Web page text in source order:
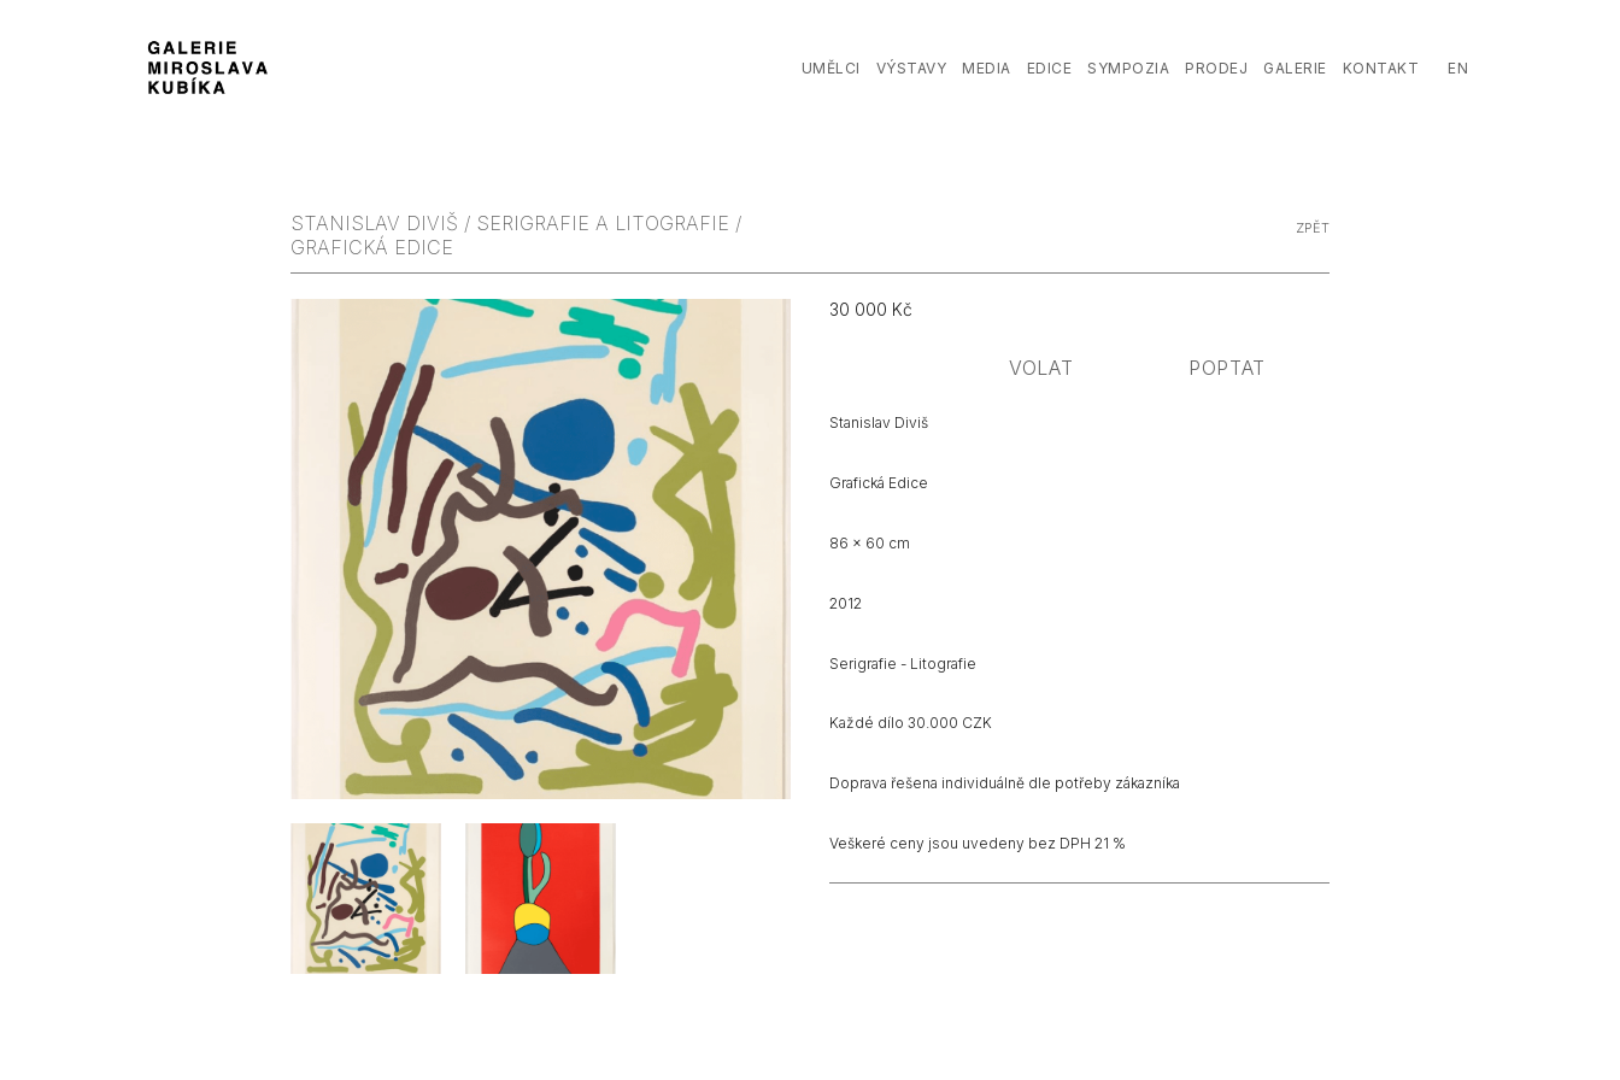
UMĚLCI VÝSTAVY MEDIA EDICE SYMPOZIA PRODEJ GALERIE KONTAKT CZ
EN
STANISLAV DIVIŠ / SERIGRAFIE A LITOGRAFIE /
GRAFICKÁ EDICE
ZPĚT
Cena:
30 000 Kč
VOLAT POPTAT
Stanislav Diviš
Grafická Edice
86 x 60 cm
2012
Serigrafie - Litografie
Každé dílo 30.000 CZK
Doprava řešena individuálně dle potřeby zákazníka
Veškeré ceny jsou uvedeny bez DPH 21 %